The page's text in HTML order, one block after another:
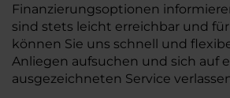
Finanzierungsoptionen
sind stets leicht erreichbar und für
können Sie uns schnell und
Anliegen aufsuchen und sich auf
ausgezeichneten Service